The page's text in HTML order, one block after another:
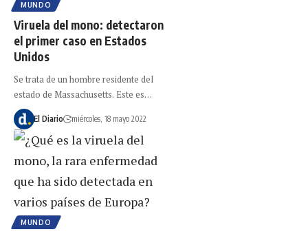
MUNDO
Viruela del mono: detectaron
el primer caso en Estados
Unidos
Se trata de un hombre residente del
estado de Massachusetts. Este es…
El Diario miércoles, 18 mayo 2022
MUNDO